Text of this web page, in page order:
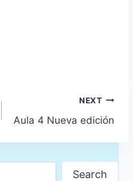
NEXT
Aula 4 Nueva edición
Search